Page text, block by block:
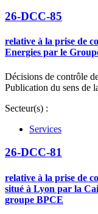
26-DCC-85
relative à la prise de
Energies par le
Décisions de contrôle
Publication du sens de
Secteur(s) :
Services
26-DCC-81
relative à la prise de
situé à Lyon par la
groupe BPCE